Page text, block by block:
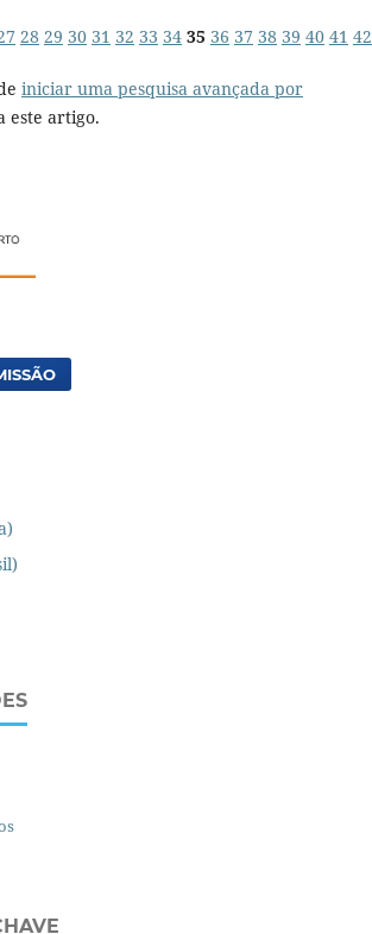
28 29 30 31 32 33 34 35 36 37 38 39 40 41 42
iniciar uma pesquisa avançada por
este artigo.